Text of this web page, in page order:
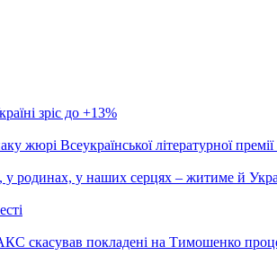
зріс до +13%
жюрі Всеукраїнської літературної
родинах, у наших серцях – житиме й
скасував покладені на Тимошенко